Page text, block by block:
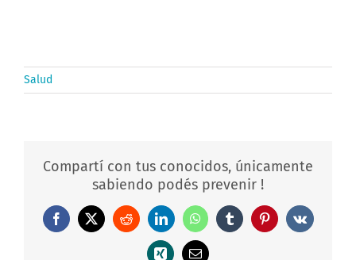
Salud
Compartí con tus conocidos, únicamente
sabiendo podés prevenir !
Facebook
X RedditLinkedInWhatsAppTumblrPinterestVk